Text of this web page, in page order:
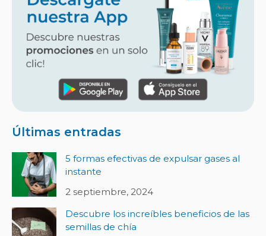
Últimas entradas
5 formas efectivas de expulsar gases al
instante
2 septiembre, 2024
Descubre los increíbles beneficios de las
semillas de chía